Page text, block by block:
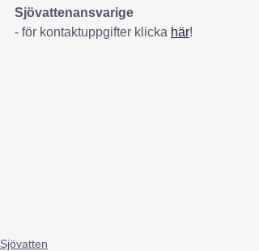
Sjövattenansvarige
- för kontaktuppgifter klicka här!
Sjövatten